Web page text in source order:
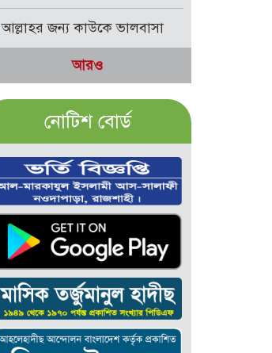
আল্লাহর জন্য কাউকে ভালবাসা
আরও
নোটিশ বোর্ড